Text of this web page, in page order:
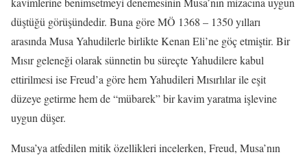
düştüğü görüşündedir. Buna göre MÖ 1368 – 1350 yılları
arasında Musa Yahudilerle birlikte Kenan Eli’ne göç etmiştir. Bir
Mısır geleneği olarak sünnetin bu süreçte Yahudilere kabul
ettirilmesi ise Freud’a göre hem Yahudileri Mısırlılar ile eşit
düzeye getirme hem de “mübarek” bir kavim yaratma işlevine
uygun düşer.
Musa’ya atfedilen mitik özellikleri incelerken, Freud, Musa’nın